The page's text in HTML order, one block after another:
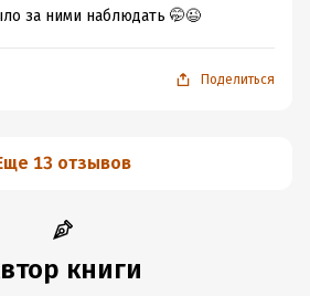
за ними наблюдать 🤭😉
Поделиться
13 отзывов
книги